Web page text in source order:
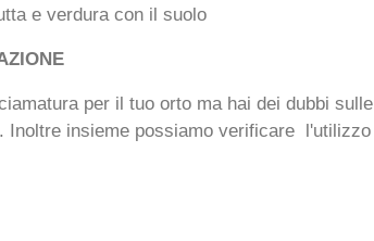
e verdura con il suolo
per il tuo orto ma hai dei dubbi
Inoltre insieme possiamo verificare